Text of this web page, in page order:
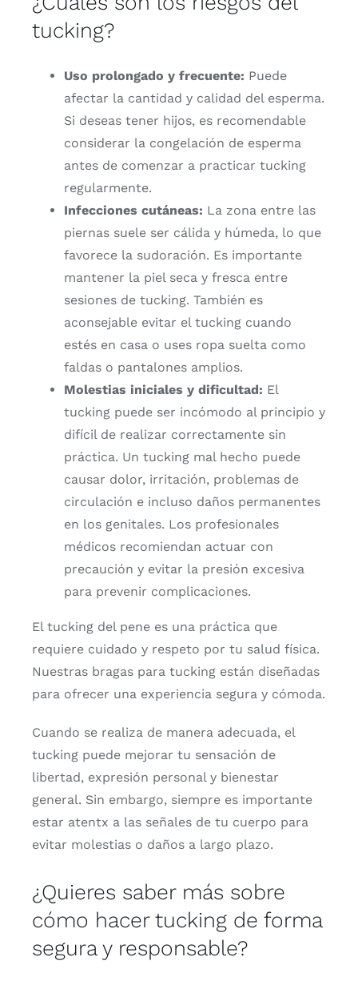
tucking?
Uso prolongado y frecuente: Puede
afectar la cantidad y calidad del esperma.
Si deseas tener hijos, es recomendable
considerar la congelación de esperma
antes de comenzar a practicar tucking
regularmente.
Infecciones cutáneas: La zona entre las
piernas suele ser cálida y húmeda, lo que
favorece la sudoración. Es importante
mantener la piel seca y fresca entre
sesiones de tucking. También es
aconsejable evitar el tucking cuando
estés en casa o uses ropa suelta como
faldas o pantalones amplios.
Molestias iniciales y dificultad: El
tucking puede ser incómodo al principio y
difícil de realizar correctamente sin
práctica. Un tucking mal hecho puede
causar dolor, irritación, problemas de
circulación e incluso daños permanentes
en los genitales. Los profesionales
médicos recomiendan actuar con
precaución y evitar la presión excesiva
para prevenir complicaciones.
El tucking del pene es una práctica que
requiere cuidado y respeto por tu salud física.
Nuestras bragas para tucking están diseñadas
para ofrecer una experiencia segura y cómoda.
Cuando se realiza de manera adecuada, el
tucking puede mejorar tu sensación de
libertad, expresión personal y bienestar
general. Sin embargo, siempre es importante
estar atentx a las señales de tu cuerpo para
evitar molestias o daños a largo plazo.
¿Quieres saber más sobre
cómo hacertucking de forma
segura y responsable?